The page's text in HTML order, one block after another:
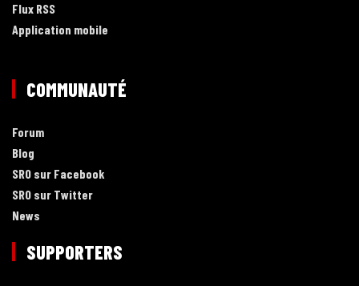
Flux RSS
Application mobile
COMMUNAUTÉ
Forum
Blog
SRO sur Facebook
SRO sur Twitter
News
SUPPORTERS